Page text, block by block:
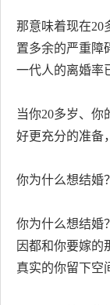
那意味着现在
置多余的严重障
一代人的离婚率
当你20多岁、你
好更充分的准备
你为什么想结婚？
你为什么想结婚
因都和你要嫁的
真实的你留下空